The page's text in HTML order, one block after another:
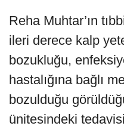
Reha Muhtar’ın
ileri derece kalp
bozukluğu,
hastalığına bağlı
bozulduğu
ünitesindeki